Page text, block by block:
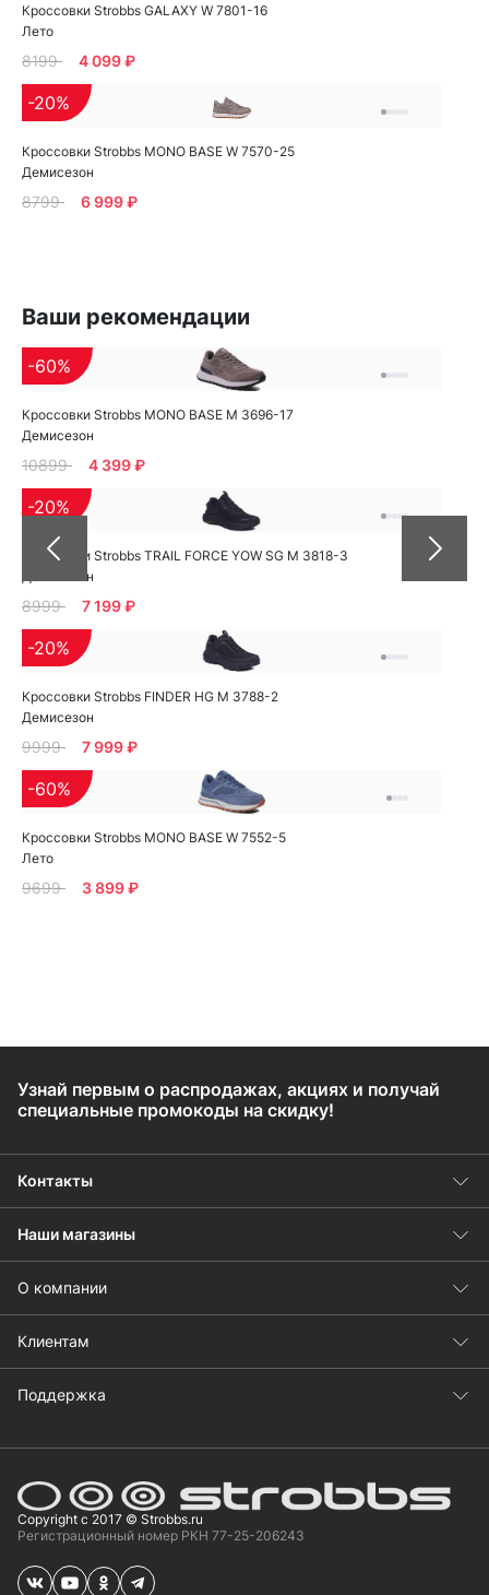
Кроссовки Strobbs GALAXY W 7801-16
Лето
8199 4 099 ₽
Кроссовки Strobbs MONO BASE W 7570-25
Демисезон
-20%
8799 6 999 ₽
Ваши рекомендации
Кроссовки Strobbs MONO BASE M 3696-17
Демисезон
-60%
10899 4 399 ₽
Кроссовки Strobbs TRAIL FORCE YOW SG M 3818-3
Демисезон
-20%
8999 7 199 ₽
Кроссовки Strobbs FINDER HG M 3788-2
Демисезон
-20%
9999 7 999 ₽
Кроссовки Strobbs MONO BASE W 7552-5
Лето
-60%
9699 3 899 ₽
Узнай первым о распродажах, акциях и получай
специальные промокоды на скидку!
Контакты
Наши магазины
О компании
Клиентам
Поддержка
Copyright с 2017 © Strobbs.ru
Регистрационный номер РКН 77-25-206243